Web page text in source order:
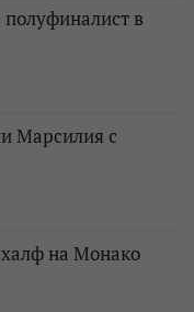
в
Марсилия с
на Монако